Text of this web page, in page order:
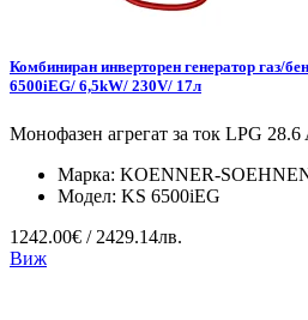
Комбиниран инверторен генератор газ/
6500iEG/ 6,5kW/ 230V/ 17л
Монофазен агрегат за ток LPG
Марка: KOENNER-
Модел: KS 6500iEG
1242.00€ / 2429.14лв.
Виж